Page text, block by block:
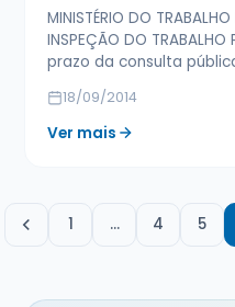
MINISTÉRIO DO
INSPEÇÃO DO
prazo da consulta
18/09/2014
Ver mais
1 … 4 5